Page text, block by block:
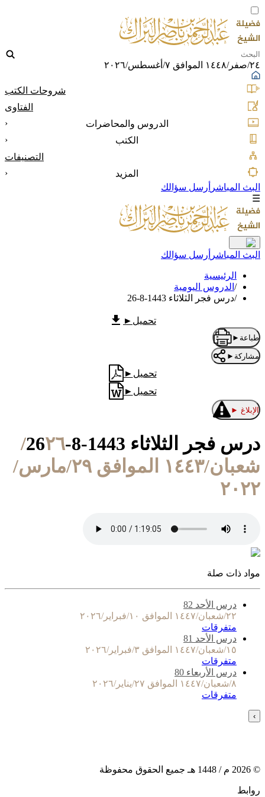
٢٤/صفر/١٤٤٨ الموافق ٧/أغسطس/٢٠٢٦
شروحات الكتب
الفتاوى
الدروس والمحاضرات
‹
الكتب
‹
التصنيفات
المزيد
‹
البث المباشر أرسل سؤالك
☰
البث المباشر أرسل سؤالك
الرئيسية
/ الدروس اليومية
/درس فجر الثلاثاء 1443-8-26
تحميل ►
طباعة ►
مشاركة ►
تحميل ►
تحميل ►
الإبلاغ ►
درس فجر الثلاثاء 1443-8-26
٢٦/
شعبان/١٤٤٣ الموافق ٢٩/مارس/
٢٠٢٢
مواد ذات صلة
درس الأحد 82
٢٢/شعبان/١٤٤٧ الموافق ١٠/فبراير/٢٠٢٦
متفرقات
درس الأحد 81
١٥/شعبان/١٤٤٧ الموافق ٣/فبراير/٢٠٢٦
متفرقات
درس الأربعاء 80
٨/شعبان/١٤٤٧ الموافق ٢٧/يناير/٢٠٢٦
متفرقات
›
©
2026 م / 1448 هـ جميع الحقوق محفوظة
روابط